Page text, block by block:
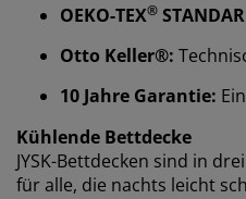
OEKO-TEX®
Otto Keller®:
10 Jahre Garantie:
Kühlende Bettdecke
JYSK-Bettdecken sind in
für alle, die nachts leicht